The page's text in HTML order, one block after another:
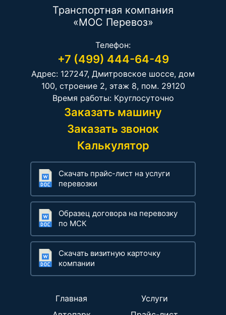
Транспортная компания
«МОС Перевоз»
Телефон:
+7 (499) 444-64-49
Адрес: 127247, Дмитровское шоссе, дом
100, строение 2, этаж 8, пом. 29120
Время работы: Круглосуточно
Заказать машину
Заказать звонок
Калькулятор
Скачать прайс-лист на услуги
перевозки
Образец договора на перевозку
по МСК
Скачать визитную карточку
компании
Главная
Услуги